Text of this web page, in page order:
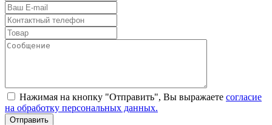
Нажимая на кнопку "Отправить", Вы выражаете согласие
на обработку персональных данных.